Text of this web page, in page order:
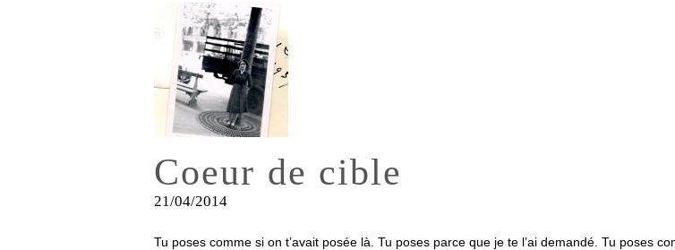
Coeur de cible
21/04/2014
Tu poses comme si on t’avait posée là. Tu poses parce que je te l’ai demandé. Tu poses